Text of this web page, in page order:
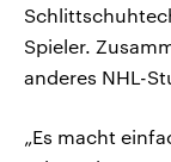
Spieler.
anderes NHL-
„Es macht